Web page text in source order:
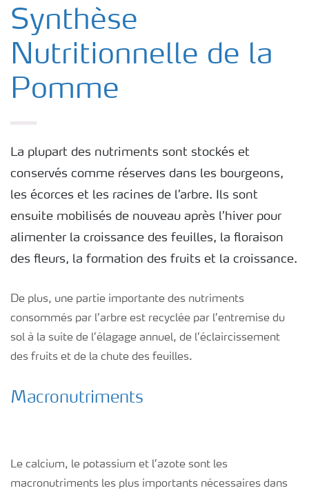
Nos Engrais
Cultures
Synthèse
Nutritionnelle de la
Pomme
La plupart des nutriments sont stockés et
conservés comme réserves dans les bourgeons,
les écorces et les racines de l’arbre. Ils sont
ensuite mobilisés de nouveau après l’hiver pour
alimenter la croissance des feuilles, la floraison
des fleurs, la formation des fruits et la croissance.
De plus, une partie importante des nutriments
consommés par l’arbre est recyclée par l’entremise du
sol à la suite de l’élagage annuel, de l’éclaircissement
des fruits et de la chute des feuilles.
Macronutriments
Le calcium, le potassium et l’azote sont les
macronutriments les plus importants nécessaires dans